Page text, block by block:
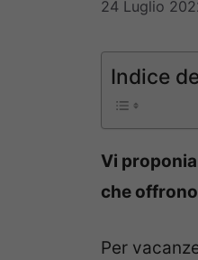
24 Luglio
Indice
Vi
che
Per